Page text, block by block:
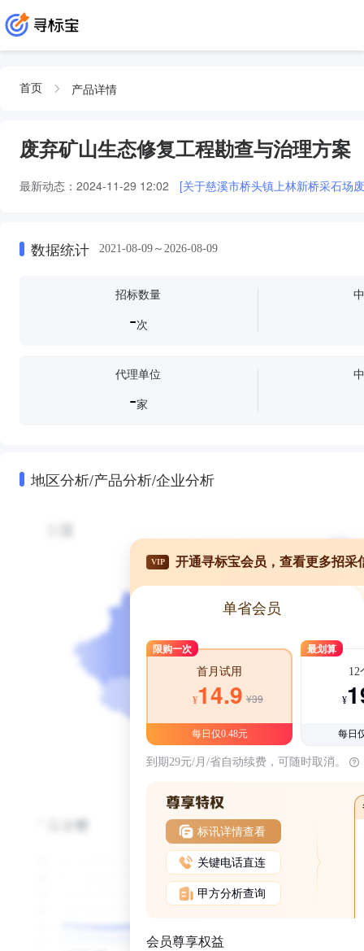
首页 产品详情
废弃矿山生态修复工程勘查与治理方案
最新动态： 2024-11-29 12:02 [关于慈溪市桥头镇上林新桥采石场
数据统计 2021-08-09～2026-08-09
招标数量
-次
代理单位
-家
地区分析/产品分析/企业分析
VIP 开通寻标宝会员，查看更多招采
单省会员
限购一次
首月试用
¥14.9 ¥39
每日仅0.48元
最划算
12
¥
每日
到期29元/月/省自动续费，可随时取消。
标讯详情查看
关键电话直连
甲方分析查询
会员尊享权益